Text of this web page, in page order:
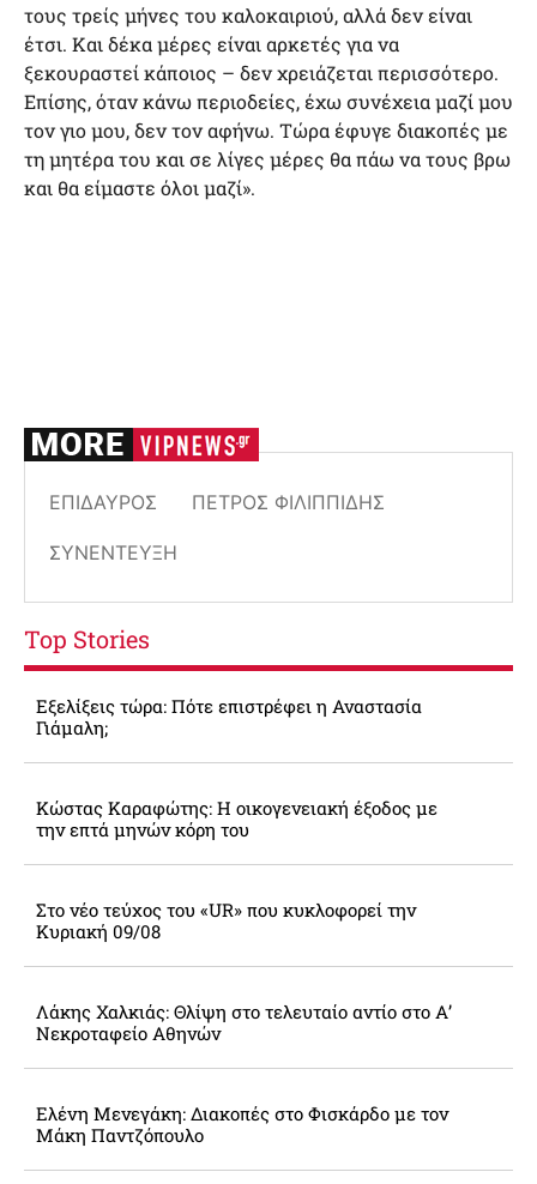
τους τρείς μήνες του καλοκαιριού, αλλά δεν είναι
έτσι. Και δέκα μέρες είναι αρκετές για να
ξεκουραστεί κάποιος – δεν χρειάζεται περισσότερο.
Επίσης, όταν κάνω περιοδείες, έχω συνέχεια μαζί μου
τον γιο μου, δεν τον αφήνω. Τώρα έφυγε διακοπές με
τη μητέρα του και σε λίγες μέρες θα πάω να τους βρω
και θα είμαστε όλοι μαζί».
ΕΠΊΔΑΥΡΟΣ ΠΈΤΡΟΣ ΦΙΛΙΠΠΊΔΗΣ
ΣΥΝΈΝΤΕΥΞΉ
Top Stories
Εξελίξεις τώρα: Πότε επιστρέφει η Αναστασία
Γιάμαλη;
Κώστας Καραφώτης: Η οικογενειακή έξοδος με
την επτά μηνών κόρη του
Στο νέο τεύχος του «UR» που κυκλοφορεί την
Κυριακή 09/08
Λάκης Χαλκιάς: Θλίψη στο τελευταίο αντίο στο Α’
Νεκροταφείο Αθηνών
Ελένη Μενεγάκη: Διακοπές στο Φισκάρδο με τον
Μάκη Παντζόπουλο